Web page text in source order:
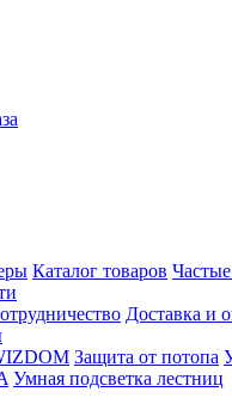
Каталог товаров
Доставка и
Защита от потопа
Умная подсветка лестниц